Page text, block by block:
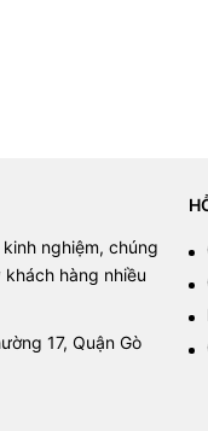
nghiệm, chúng
hàng nhiều
17, Quận Gò